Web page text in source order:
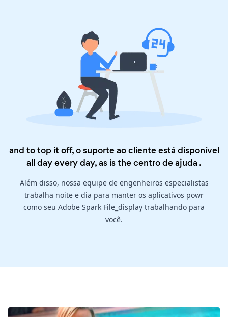
and to top it off, o suporte ao cliente está disponível
all day every day, as is thecentro de ajuda .
Além disso, nossa equipe de engenheiros especialistas
trabalha noite e dia para manter os aplicativos powr
como seu Adobe Spark File_display trabalhando para
você.